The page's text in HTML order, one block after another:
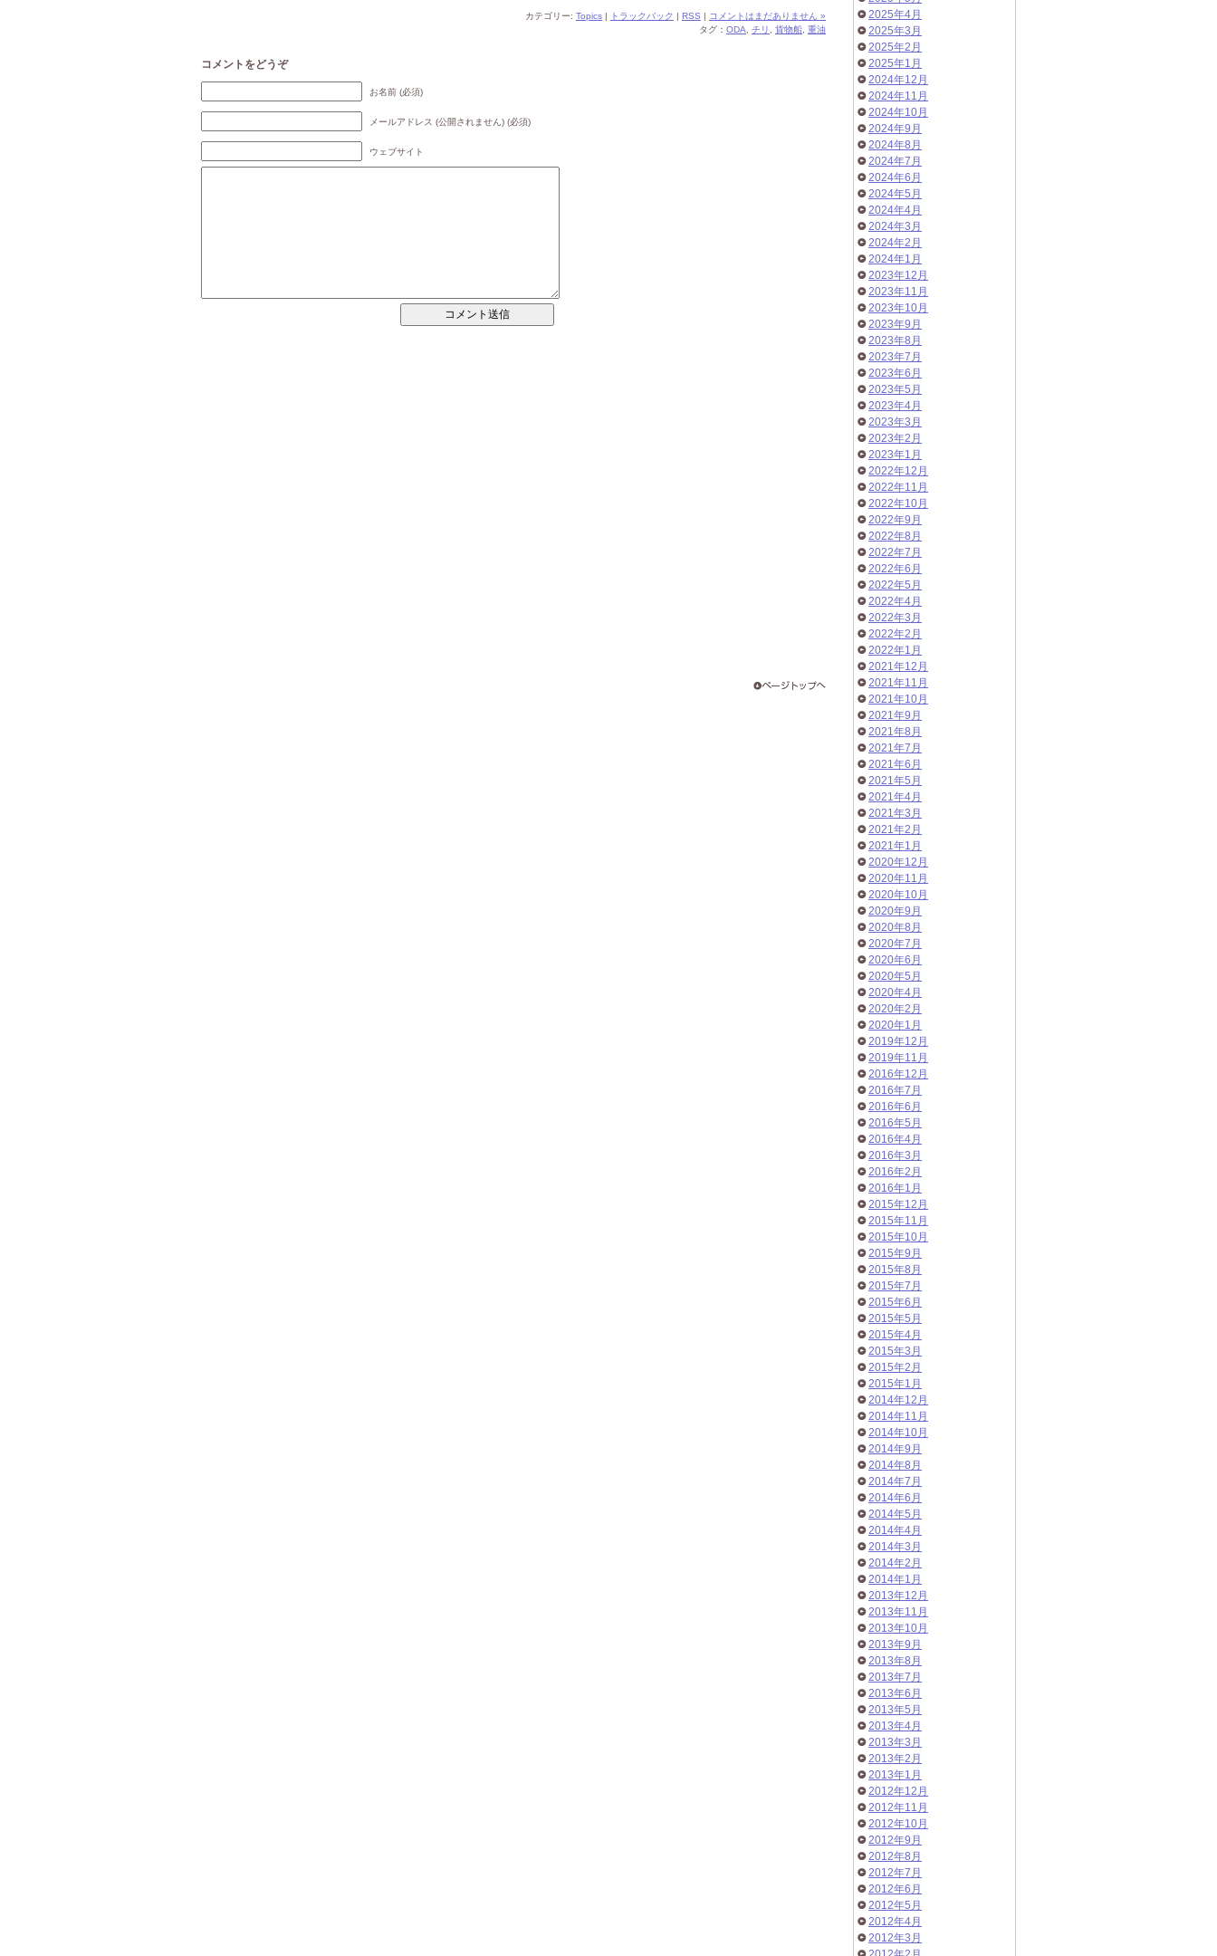
カテゴリー: Topics | トラックバック | RSS | コメントはまだありません »
タグ： ODA チリ 貨物船 重油
コメントをどうぞ
お名前 (必須)
メールアドレス (公開されません) (必須)
ウェブサイト
2025年4月
2025年3月
2025年2月
2025年1月
2024年12月
2024年11月
2024年10月
2024年9月
2024年8月
2024年7月
2024年6月
2024年5月
2024年4月
2024年3月
2024年2月
2024年1月
2023年12月
2023年11月
2023年10月
2023年9月
2023年8月
2023年7月
2023年6月
2023年5月
2023年4月
2023年3月
2023年2月
2023年1月
2022年12月
2022年11月
2022年10月
2022年9月
2022年8月
2022年7月
2022年6月
2022年5月
2022年4月
2022年3月
2022年2月
2022年1月
2021年12月
2021年11月
2021年10月
2021年9月
2021年8月
2021年7月
2021年6月
2021年5月
2021年4月
2021年3月
2021年2月
2021年1月
2020年12月
2020年11月
2020年10月
2020年9月
2020年8月
2020年7月
2020年6月
2020年5月
2020年4月
2020年2月
2020年1月
2019年12月
2019年11月
2016年12月
2016年7月
2016年6月
2016年5月
2016年4月
2016年3月
2016年2月
2016年1月
2015年12月
2015年11月
2015年10月
2015年9月
2015年8月
2015年7月
2015年6月
2015年5月
2015年4月
2015年3月
2015年2月
2015年1月
2014年12月
2014年11月
2014年10月
2014年9月
2014年8月
2014年7月
2014年6月
2014年5月
2014年4月
2014年3月
2014年2月
2014年1月
2013年12月
2013年11月
2013年10月
2013年9月
2013年8月
2013年7月
2013年6月
2013年5月
2013年4月
2013年3月
2013年2月
2013年1月
2012年12月
2012年11月
2012年10月
2012年9月
2012年8月
2012年7月
2012年6月
2012年5月
2012年4月
2012年3月